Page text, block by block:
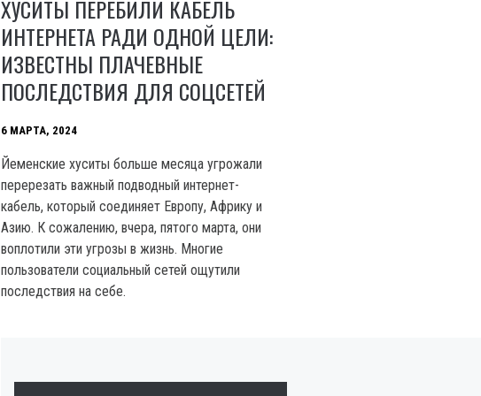
ХУСИТЫ ПЕРЕБИЛИ КАБЕЛЬ
ИНТЕРНЕТА РАДИ ОДНОЙ ЦЕЛИ:
ИЗВЕСТНЫ ПЛАЧЕВНЫЕ
ПОСЛЕДСТВИЯ ДЛЯ СОЦСЕТЕЙ
6 МАРТА, 2024
Йеменские хуситы больше месяца угрожали
перерезать важный подводный интернет-
кабель, который соединяет Европу, Африку и
Азию. К сожалению, вчера, пятого марта, они
воплотили эти угрозы в жизнь. Многие
пользователи социальный сетей ощутили
последствия на себе.